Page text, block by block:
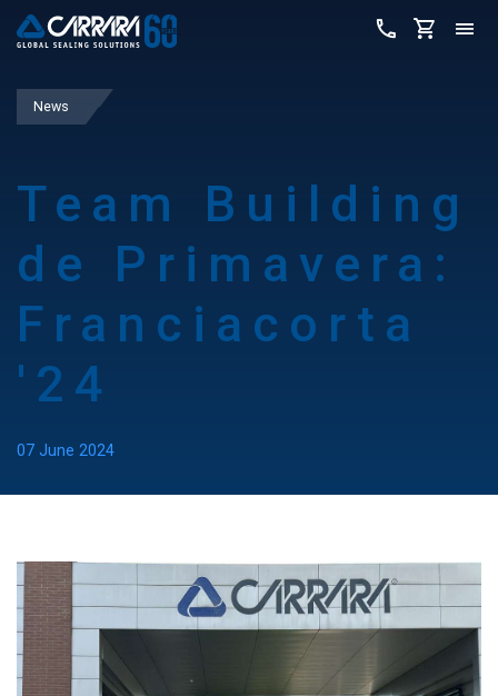
News
Team Building
de Primavera:
Franciacorta
'24
07 June 2024